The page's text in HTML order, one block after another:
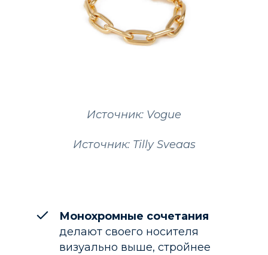
Источник: Vogue
Источник: Tilly Sveaas
Монохромные сочетания
делают своего носителя
визуально выше, стройнее